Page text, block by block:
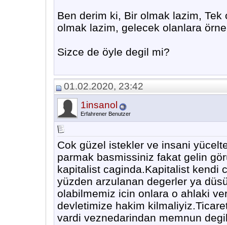
Ben derim ki, Bir olmak lazim,
olmak lazim, gelecek olanlara
Sizce de öyle degil mi?
01.02.2020, 23:42
1insanol
Erfahrener Benutzer
Cok güzel istekler ve insani
parmak basmissiniz fakat gelin
kapitalist caginda.Kapitalist kendi
yüzden arzulanan degerler ya
olabilmemiz icin onlara o ahlaki
devletimize hakim
vardi veznedarindan memnun